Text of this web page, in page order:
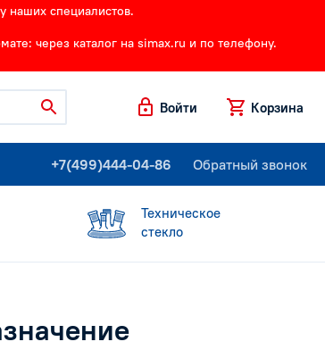
наших специалистов.
через каталог на simax.ru и по телефону.
Войти Корзина
+7(499)444-04-86 Обратный звонок
Техническое
стекло